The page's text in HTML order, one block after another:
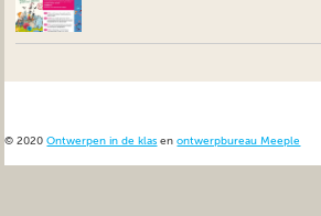
© 2020Ontwerpen in de klas enontwerpbureau Meeple